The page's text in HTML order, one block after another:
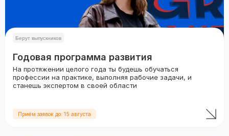
Берут выпускников
Годовая программа развития
На протяжении целого года ты будешь обучаться
профессии на практике, выполняя рабочие задачи, и
станешь экспертом в своей области
Приём заявок до: 15 августа